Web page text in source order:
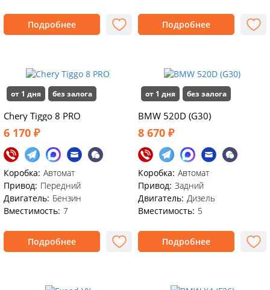
Подробнее Подробнее
от 1 дня без залога
Chery Tiggo 8 PRO
6 170 ₽
Коробка: Автомат
Привод: Передний
Двигатель: Бензин
Вместимость: 7
Подробнее
от 1 дня без залога
BMW 520D (G30)
8 670 ₽
Коробка: Автомат
Привод: Задний
Двигатель: Дизель
Вместимость: 5
Подробнее